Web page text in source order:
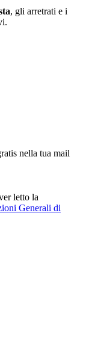
, gli arretrati e i
nella tua mail
letto la
Generali di